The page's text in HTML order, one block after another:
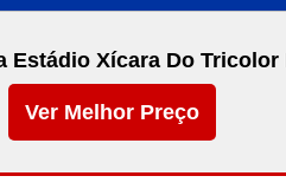
Estádio Xícara Do Tricolor
Ver Melhor Preço